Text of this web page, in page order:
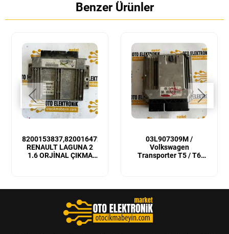
Benzer Ürünler
8200153837,8200164728
RENAULT LAGUNA 2
1.6 ORJİNAL ÇIKMA
03L907309M /
Volkswagen
Transporter T5 / T6